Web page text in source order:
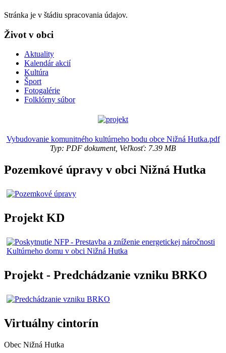
Stránka je v štádiu spracovania údajov.
Život v obci
Aktuality
Kalendár akcií
Kultúra
Šport
Fotogalérie
Folklórny súbor
Vybudovanie komunitného kultúrneho bodu obce Nižná Hutka.pdf
Typ: PDF dokument, Veľkosť: 7.39 MB
Pozemkové úpravy v obci Nižná Hutka
Projekt KD
Projekt - Predchádzanie vzniku BRKO
Virtuálny cintorín
Obec Nižná Hutka